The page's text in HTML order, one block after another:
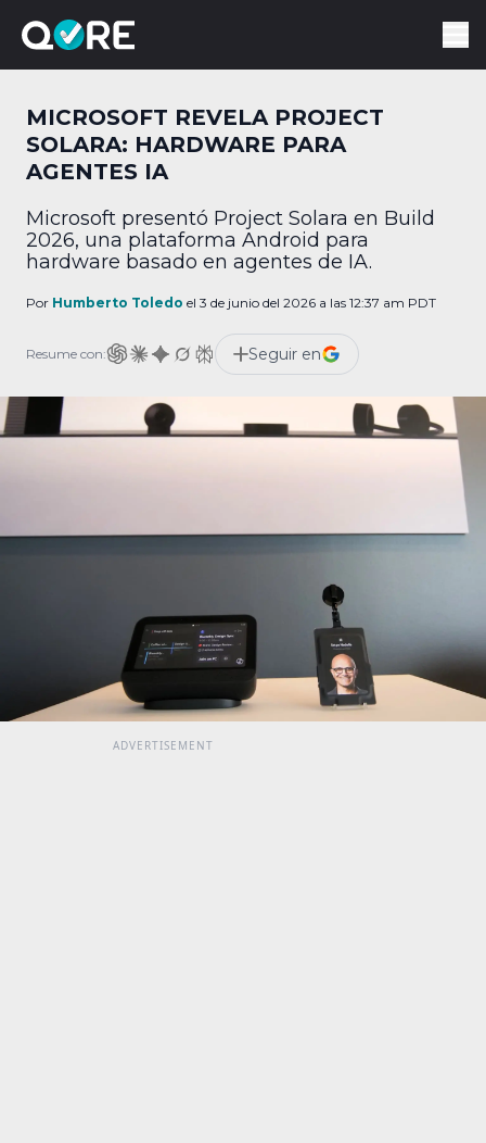
MICROSOFT REVELA PROJECT
SOLARA: HARDWARE PARA
AGENTES IA
Microsoft presentó Project Solara en Build
2026, una plataforma Android para
hardware basado en agentes de IA.
Por Humberto Toledo el 3 de junio del 2026 a las 12:37 am PDT
Resume con: Seguir en